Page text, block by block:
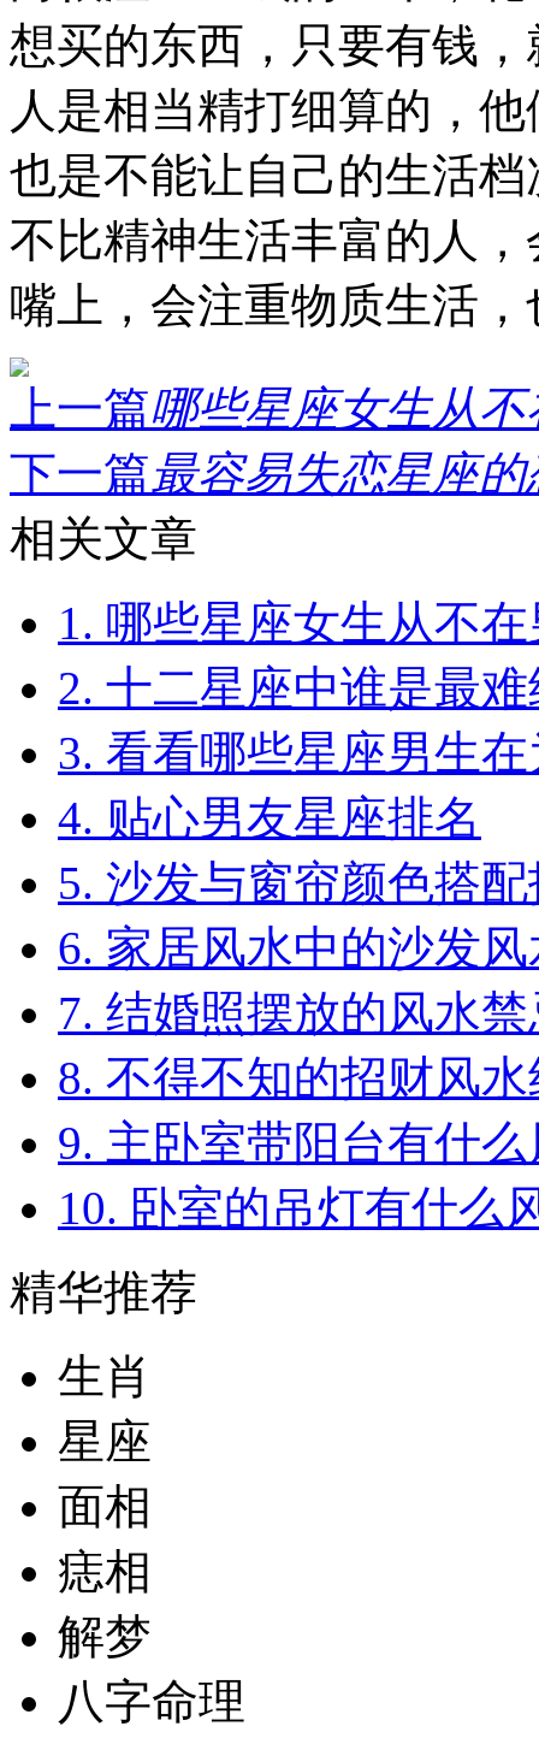
想买的东西，只要有钱
人是相当精打细算的，
也是不能让自己的生活
不比精神生活丰富的人
嘴上，会注重物质生活
上一篇哪些星座女生从
下一篇最容易失恋星座
相关文章
1. 哪些星座女生从不
2. 十二星座中谁是最
3. 看看哪些星座男生
4. 贴心男友星座排名
5. 沙发与窗帘颜色搭
6. 家居风水中的沙发
7. 结婚照摆放的风水
8. 不得不知的招财风
9. 主卧室带阳台有什
10. 卧室的吊灯有什么
精华推荐
生肖
星座
面相
痣相
解梦
八字命理